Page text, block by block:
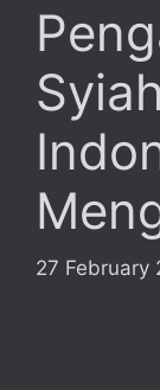
27 February